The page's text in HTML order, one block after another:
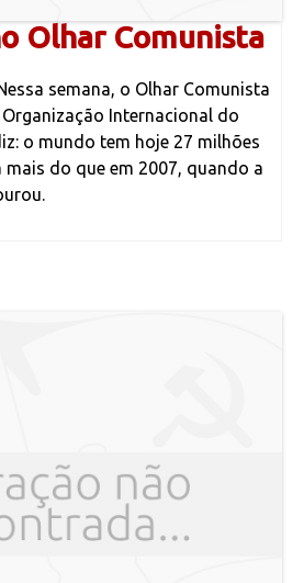
Olhar Comunista
semana, o Olhar Comunista
Internacional do
o mundo tem hoje 27 milhões
mais do que em 2007, quando a